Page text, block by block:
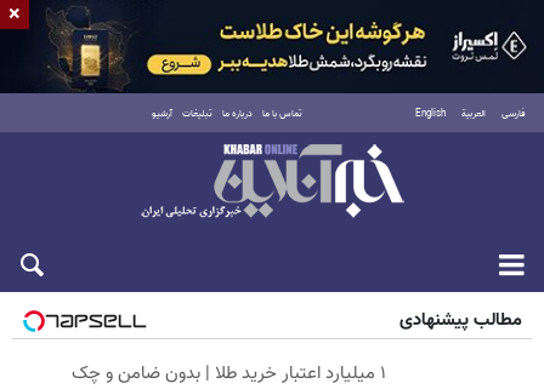
فارسی العربية English تماس با ما درباره ما تبلیغات آرشیو
جمعه ۱۶ مرداد ۱۴۰۵
مطالب پیشنهادی
۱ میلیارد اعتبار خرید طلا | بدون ضامن و چک
×